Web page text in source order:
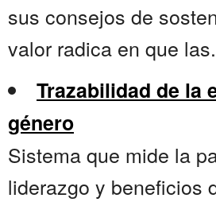
sus consejos de
valor radica en que
Trazabilidad de la
género
Sistema que mide la
liderazgo y beneficios